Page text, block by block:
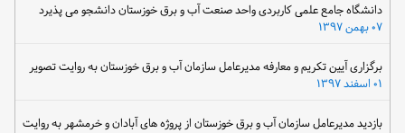
دانشگاه جامع علمی کاربردی واحد صنعت آب و برق خوزستان دانشجو می پذیرد
۰۷ بهمن ۱۳۹۷
برگزاری آیین تکریم و معارفه مدیرعامل سازمان آب و برق خوزستان به روایت تصویر
بازدید مدیرعامل سازمان آب و برق خوزستان از پروژه های آبادان و خرمشهر به روایت